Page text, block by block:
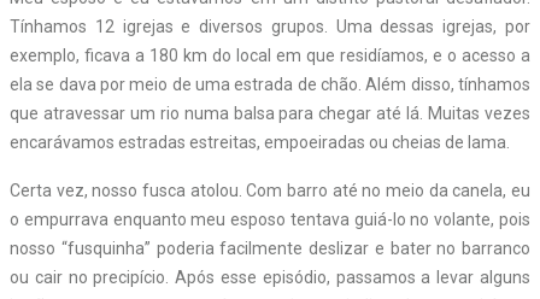
Tínhamos 12 igrejas e diversos grupos. Uma dessas igrejas, por
exemplo, ficava a 180 km do local em que residíamos, e o acesso a
ela se dava por meio de uma estrada de chão. Além disso, tínhamos
que atravessar um rio numa balsa para chegar até lá. Muitas vezes
encarávamos estradas estreitas, empoeiradas ou cheias de lama.
Certa vez, nosso fusca atolou. Com barro até no meio da canela, eu
o empurrava enquanto meu esposo tentava guiá-lo no volante, pois
nosso “fusquinha” poderia facilmente deslizar e bater no barranco
ou cair no precipício. Após esse episódio, passamos a levar alguns